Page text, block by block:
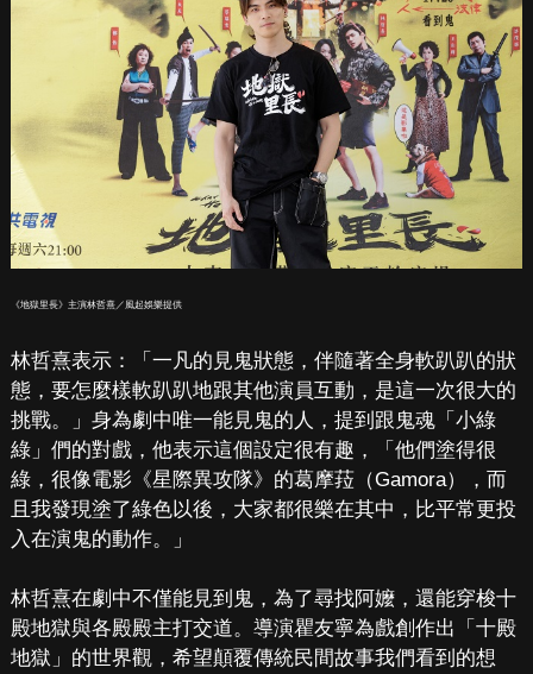
《地獄里長》主演林哲熹／風起娛樂提供
林哲熹表示：「一凡的見鬼狀態，伴隨著全身軟趴趴的狀
態，要怎麼樣軟趴趴地跟其他演員互動，是這一次很大的
挑戰。」身為劇中唯一能見鬼的人，提到跟鬼魂「小綠
綠」們的對戲，他表示這個設定很有趣，「他們塗得很
綠，很像電影《星際異攻隊》的葛摩菈（Gamora），而
且我發現塗了綠色以後，大家都很樂在其中，比平常更投
入在演鬼的動作。」
林哲熹在劇中不僅能見到鬼，為了尋找阿嬤，還能穿梭十
殿地獄與各殿殿主打交道。導演瞿友寧為戲創作出「十殿
地獄」的世界觀，希望顛覆傳統民間故事我們看到的想